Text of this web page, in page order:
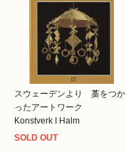
スウェーデンより 藁をつか
ったアートワーク
Konstverk I Halm
SOLD OUT